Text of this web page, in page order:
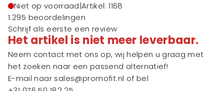
Niet op voorraad|Artikel: 1168
1.295 beoordelingen
Schrijf als eerste een review
Het artikel is niet meer leverbaar.
Neem contact met ons op, wij helpen u graag met
het zoeken naar een passend alternatief!
E-mail naar sales@promofit.nl of bel